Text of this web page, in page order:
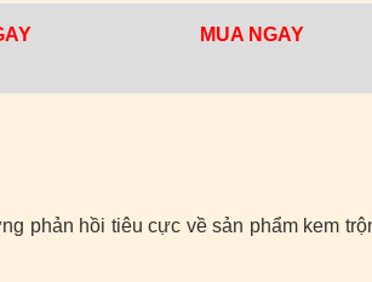
MUA NGAY
phản hồi tiêu cực về sản phẩm kem